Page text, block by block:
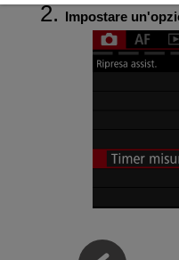
Impostare